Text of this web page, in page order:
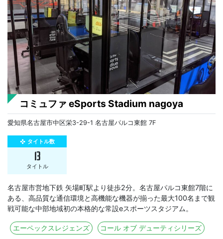
コミュファ eSports Stadium nagoya
愛知県名古屋市中区栄3-29-1 名古屋パルコ東館 7F
gamepad タイトル数
13
タイトル
名古屋市営地下鉄 矢場町駅より徒歩2分。名古屋パルコ東館7階に
ある、高品質な通信環境と高機能な機器が揃った最大100名まで観
戦可能な中部地域初の本格的な常設eスポーツスタジアム。
エーペックスレジェンズ コール オブ デューティシリーズ